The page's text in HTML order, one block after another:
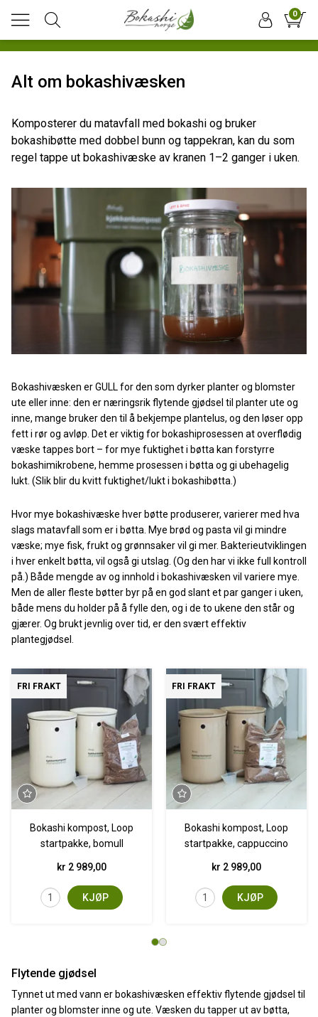
0
Alt om bokashivæsken
Komposterer du matavfall med bokashi og bruker
bokashibøtte med dobbel bunn og tappekran, kan du som
regel tappe ut bokashivæske av kranen 1–2 ganger i uken.
Bokashivæsken er GULL for den som dyrker planter og blomster
ute eller inne: den er næringsrik flytende gjødsel til planter ute og
inne, mange bruker den til å bekjempe plantelus, og den løser opp
fett i rør og avløp. Det er viktig for bokashiprosessen at overflødig
væske tappes bort – for mye fuktighet i bøtta kan forstyrre
bokashimikrobene, hemme prosessen i bøtta og gi ubehagelig
lukt. (Slik blir du kvitt fuktighet/lukt i bokashibøtta.)
Hvor mye bokashivæske hver bøtte produserer, varierer med hva
slags matavfall som er i bøtta. Mye brød og pasta vil gi mindre
væske; mye fisk, frukt og grønnsaker vil gi mer. Bakterieutviklingen
i hver enkelt bøtta, vil også gi utslag. (Og den har vi ikke full kontroll
på.) Både mengde av og innhold i bokashivæsken vil variere mye.
Men de aller fleste bøtter byr på en god slant et par ganger i uken,
både mens du holder på å fylle den, og i de to ukene den står og
gjærer. Og brukt jevnlig over tid, er den svært effektiv
plantegjødsel.
FRI FRAKT
Bokashi kompost, Loop
startpakke, bomull
kr 2 989,00
KJØP
FRI FRAKT
Bokashi kompost, Loop
startpakke, cappuccino
kr 2 989,00
KJØP
Flytende gjødsel
Tynnet ut med vann er bokashivæsken effektiv flytende gjødsel til
planter og blomster inne og ute. Væsken du tapper ut av bøtta,